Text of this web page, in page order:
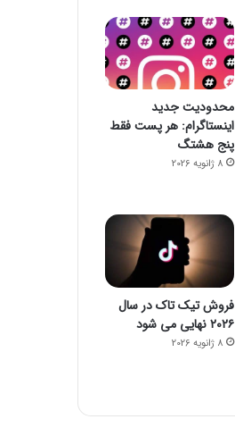
محدودیت جدید
اینستاگرام: هر پست فقط
پنج هشتگ
8 ژانویه 2026
فروش تیک تاک در سال
۲۰۲۶ نهایی می شود
8 ژانویه 2026